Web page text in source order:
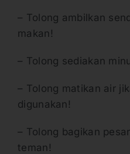
– Tolong ambilkan
makan!
– Tolong sediakan
– Tolong matikan air
digunakan!
– Tolong bagikan
teman!